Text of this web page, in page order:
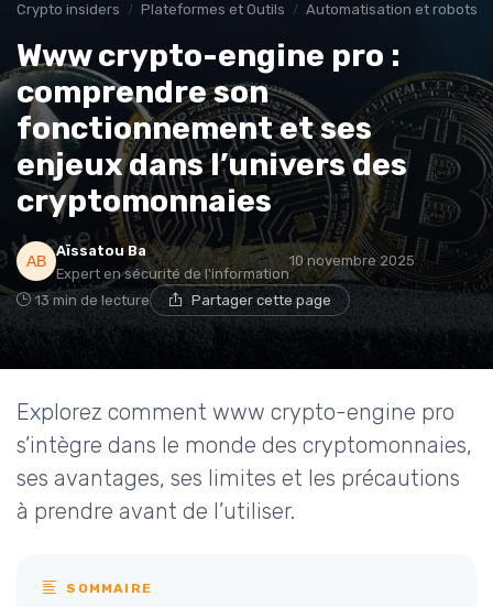
Crypto insiders Plateformes et Outils Automatisation et robots
Www crypto-engine pro :
comprendre son
fonctionnement et ses
enjeux dans l’univers des
cryptomonnaies
Aïssatou Ba
Expert en sécurité de l'information
10 novembre 2025
13 min de lecture Partager cette page
Explorez comment www crypto-engine pro
s’intègre dans le monde des cryptomonnaies,
ses avantages, ses limites et les précautions
à prendre avant de l’utiliser.
SOMMAIRE